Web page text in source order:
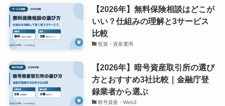
【2026年】無料保険相談はどこが
いい？仕組みの理解と3サービス
比較
投資・資産運用
【2026年】暗号資産取引所の選び
方とおすすめ3社比較｜金融庁登
録業者から選ぶ
暗号資産・Web3